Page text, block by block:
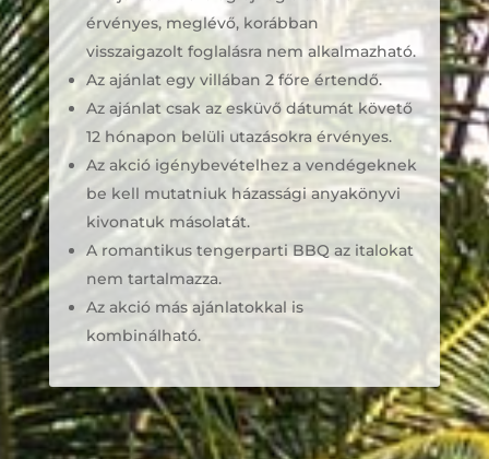
érvényes, meglévő, korábban
visszaigazolt foglalásra nem alkalmazható.
Az ajánlat egy villában 2 főre értendő.
Az ajánlat csak az esküvő dátumát követő
12 hónapon belüli utazásokra érvényes.
Az akció igénybevételhez a vendégeknek
be kell mutatniuk házassági anyakönyvi
kivonatuk másolatát.
A romantikus tengerparti BBQ az italokat
nem tartalmazza.
Az akció más ajánlatokkal is
kombinálható.